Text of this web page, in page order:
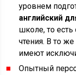
уровнем
английский
школе, то
чтения. В то
имеют
Опытный